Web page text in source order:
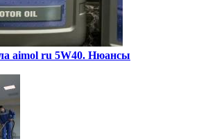
aimol ru 5W40. Нюансы